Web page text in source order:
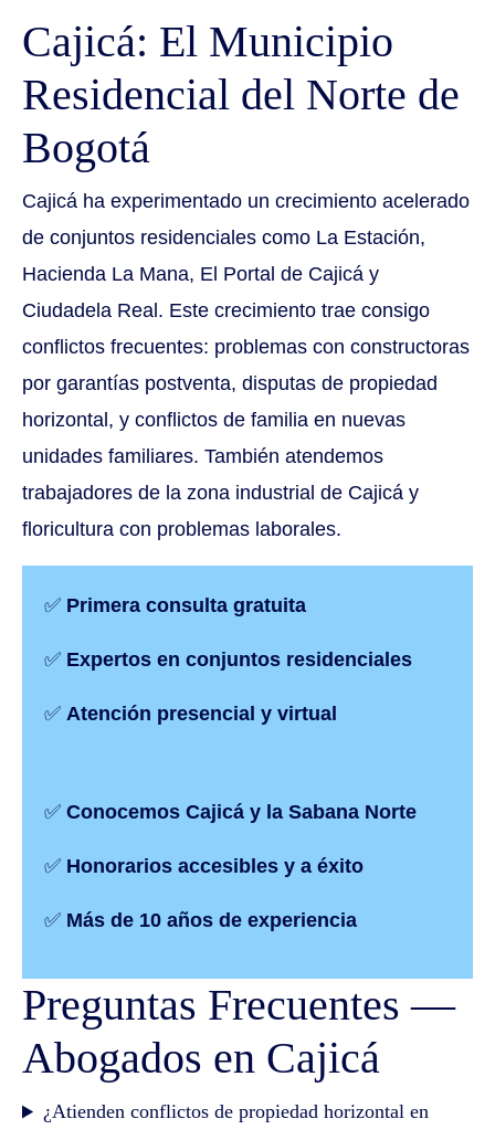
Cajicá: El Municipio
Residencial del Norte de
Bogotá
Cajicá ha experimentado un crecimiento acelerado
de conjuntos residenciales como La Estación,
Hacienda La Mana, El Portal de Cajicá y
Ciudadela Real. Este crecimiento trae consigo
conflictos frecuentes: problemas con constructoras
por garantías postventa, disputas de propiedad
horizontal, y conflictos de familia en nuevas
unidades familiares. También atendemos
trabajadores de la zona industrial de Cajicá y
floricultura con problemas laborales.
✅ Primera consulta gratuita
✅ Expertos en conjuntos residenciales
✅ Atención presencial y virtual
✅ Conocemos Cajicá y la Sabana Norte
✅ Honorarios accesibles y a éxito
✅ Más de 10 años de experiencia
Preguntas Frecuentes —
Abogados en Cajicá
¿Atienden conflictos de propiedad horizontal en